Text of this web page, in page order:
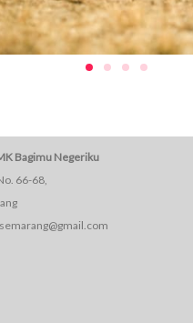
Bagimu Negeriku
66-68,